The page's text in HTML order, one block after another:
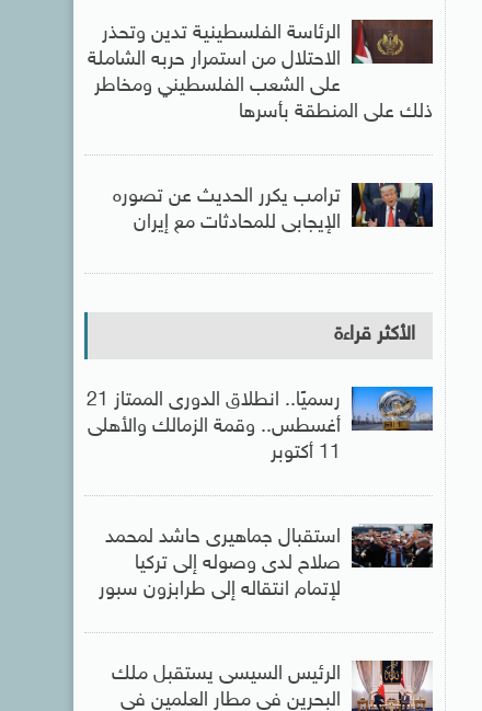
الرئاسة الفلسطينية تدين وتحذر
الاحتلال من استمرار حربه الشاملة
على الشعب الفلسطيني ومخاطر
ذلك على المنطقة بأسرها
ترامب يكرر الحديث عن تصوره
الإيجابى للمحادثات مع إيران
الأكثر قراءة
رسميًا.. انطلاق الدورى الممتاز 21
أغسطس.. وقمة الزمالك والأهلى
11 أكتوبر
استقبال جماهيرى حاشد لمحمد
صلاح لدى وصوله إلى تركيا
لإتمام انتقاله إلى طرابزون سبور
الرئيس السيسى يستقبل ملك
البحرين فى مطار العلمين فى